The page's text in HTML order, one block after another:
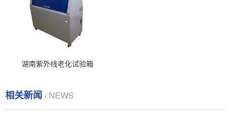
湖南紫外线老化试验箱
相关新闻 / NEWS